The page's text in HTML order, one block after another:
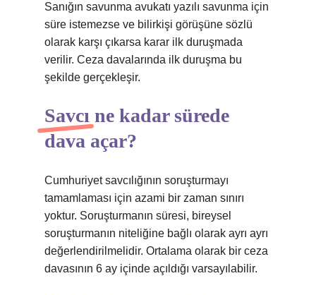
Sanığın savunma avukatı yazılı savunma için
süre istemezse ve bilirkişi görüşüne sözlü
olarak karşı çıkarsa karar ilk duruşmada
verilir. Ceza davalarında ilk duruşma bu
şekilde gerçekleşir.
Savcı ne kadar sürede
dava açar?
Cumhuriyet savcılığının soruşturmayı
tamamlaması için azami bir zaman sınırı
yoktur. Soruşturmanın süresi, bireysel
soruşturmanın niteliğine bağlı olarak ayrı ayrı
değerlendirilmelidir. Ortalama olarak bir ceza
davasının 6 ay içinde açıldığı varsayılabilir.